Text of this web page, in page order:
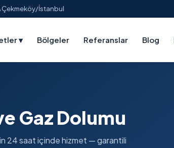
Çekmeköy/İstanbul
▾ Bölgeler Referanslar Blog
Gaz Dolumu
24 saat içinde hizmet — garantili